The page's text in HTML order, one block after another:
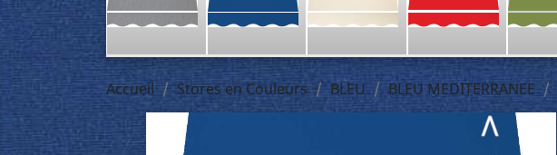
Accueil Stores en Couleurs BLEU BLEU MEDITERRANEE